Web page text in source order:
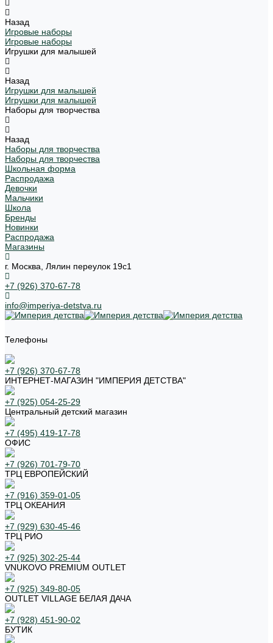
Назад
Игровые наборы
Игровые наборы
Игрушки для малышей
Назад
Игрушки для малышей
Игрушки для малышей
Наборы для творчества
Назад
Наборы для творчества
Наборы для творчества
Школьная форма
Распродажа
Девочки
Мальчики
Школа
Бренды
Новинки
Распродажа
Магазины
г. Москва, Лялин переулок 19с1
+7 (926) 370-67-78
info@imperiya-detstva.ru
Телефоны
+7 (926) 370-67-78
ИНТЕРНЕТ-МАГАЗИН "ИМПЕРИЯ ДЕТСТВА"
+7 (925) 054-25-29
Центральный детский магазин
+7 (495) 419-17-78
ОФИС
+7 (926) 701-79-70
ТРЦ ЕВРОПЕЙСКИЙ
+7 (916) 359-01-05
ТРЦ ОКЕАНИЯ
+7 (929) 630-45-46
ТРЦ РИО
+7 (925) 302-25-44
VNUKOVO PREMIUM OUTLET
+7 (925) 349-80-05
OUTLET VILLAGE БЕЛАЯ ДАЧА
+7 (928) 451-90-02
БУТИК